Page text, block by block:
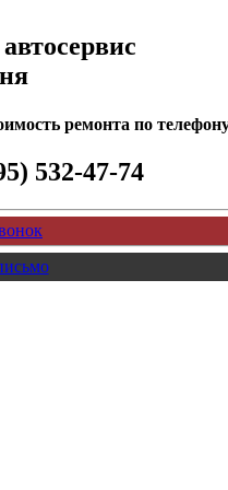
ремонта по
532-47-74